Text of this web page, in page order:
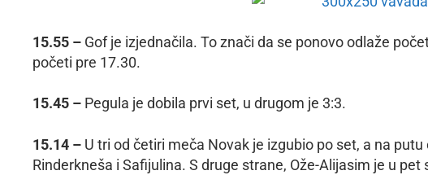
15.55 – Gof je izjednačila. To znači da se ponovo odlaže
početi pre 17.30.
15.45 – Pegula je dobila prvi set, u drugom je 3:3.
15.14 – U tri od četiri meča Novak je izgubio po set, a na
Rinderkneša i Safijulina. S druge strane, Ože-Alijasim je u